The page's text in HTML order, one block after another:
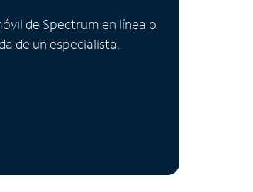
de Spectrum en línea o
de un especialista.